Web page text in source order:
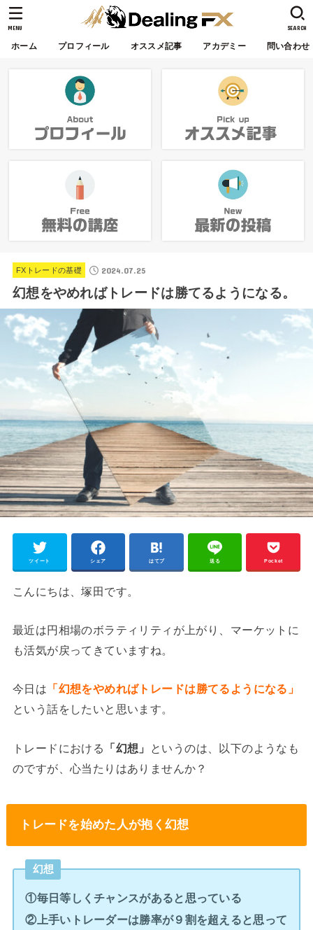
ホーム プロフィール オススメ記事 アカデミー 問い合わせ
SEARCH
MENU
FXトレードの基礎 2024.07.25
幻想をやめればトレードは勝てるようになる。
ツイート シェア はてブ 送る Pocket
こんにちは、塚田です。
最近は円相場のボラティリティが上がり、マーケットに
も活気が戻ってきていますね。
今日は 「幻想をやめればトレードは勝てるようになる」
という話をしたいと思います。
トレードにおける 「幻想」
というのは、以下のようなも
のですが、心当たりはありませんか？
トレードを始めた人が抱く幻想
幻想
①毎日等しくチャンスがあると思っている
②上手いトレーダーは勝率が９割を超えると思って